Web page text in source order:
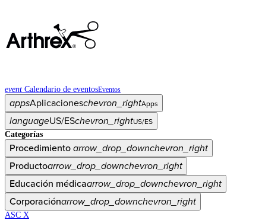
event Calendario de eventosEventos
appsAplicacioneschevron_rightApps
languageUS/ESchevron_rightUS/ES
Categorías
Procedimientoarrow_drop_downchevron_right
Productoarrow_drop_downchevron_right
Educación médicaarrow_drop_downchevron_right
Corporaciónarrow_drop_downchevron_right
ASC X